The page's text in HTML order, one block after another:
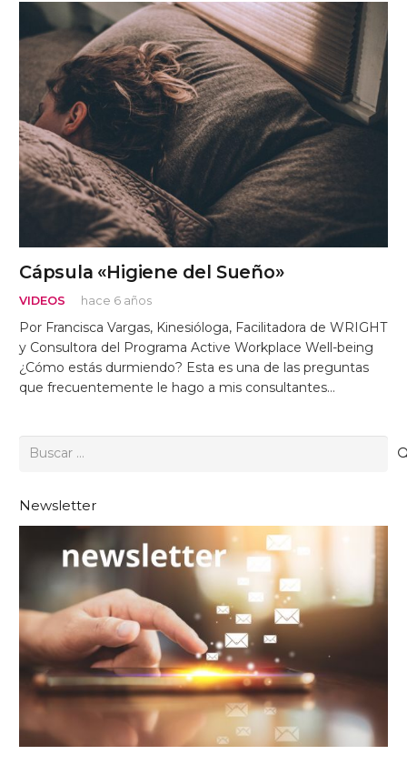
Cápsula «Higiene del Sueño»
VIDEOS hace 6 años
Por Francisca Vargas, Kinesióloga, Facilitadora de WRIGHT
y Consultora del Programa Active Workplace Well-being
¿Cómo estás durmiendo? Esta es una de las preguntas
que frecuentemente le hago a mis consultantes…
Buscar:
Newsletter